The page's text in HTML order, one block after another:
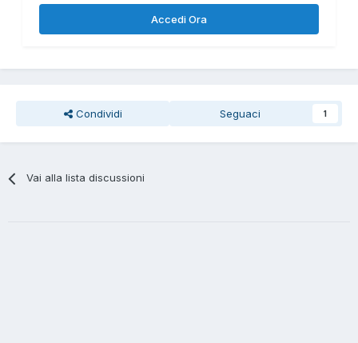
Accedi Ora
Condividi Seguaci 1
Vai alla lista discussioni